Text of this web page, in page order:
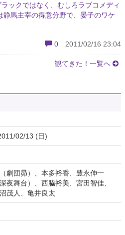
ックではなく、むしろラブコメディ
馬主宰の得意分野で、晏子のワケ
0 2011/02/16 23:04
観てきた！一覧へ
02/13 (日)
劇団昴）、本多裕香、豊永伸一
夜舞台）、西脇裕美、宮田智佳、
茂人、亀井良太